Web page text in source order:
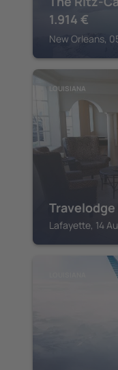
1.914 €
New Orleans,
LOUISIANA
Travelodge
Lafayette, 14